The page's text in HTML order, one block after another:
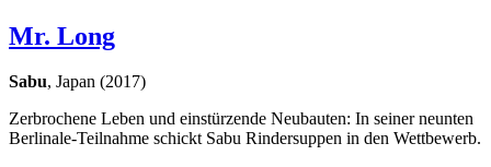
Mr. Long
Sabu, Japan (2017)
Zerbrochene Leben und einstürzende Neubauten: In seiner neunten
Berlinale-Teilnahme schickt Sabu Rindersuppen in den Wettbewerb.